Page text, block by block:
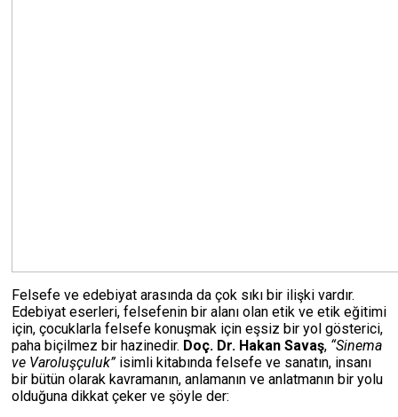
Felsefe ve edebiyat arasında da çok sıkı bir ilişki vardır.
Edebiyat eserleri, felsefenin bir alanı olan etik ve etik eğitimi
için, çocuklarla felsefe konuşmak için eşsiz bir yol gösterici,
paha biçilmez bir hazinedir. Doç. Dr. Hakan Savaş, “Sinema
ve Varoluşçuluk”isimli kitabında felsefe ve sanatın, insanı
bir bütün olarak kavramanın, anlamanın ve anlatmanın bir yolu
olduğuna dikkat çeker ve şöyle der: